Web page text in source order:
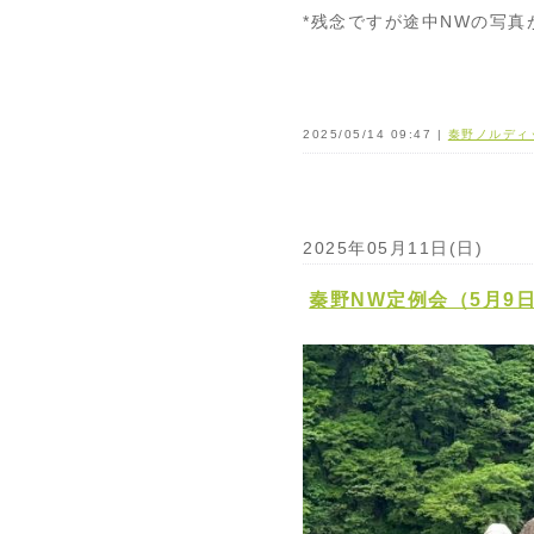
*残念ですが途中NWの写真
2025/05/14 09:47 | 秦野ノルディ
2025年05月11日(日)
秦野NW定例会（5月9